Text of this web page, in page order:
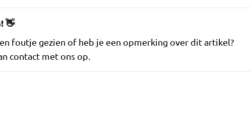
👋
foutje gezien of heb je een opmerking over dit artikel?
contact met ons op.